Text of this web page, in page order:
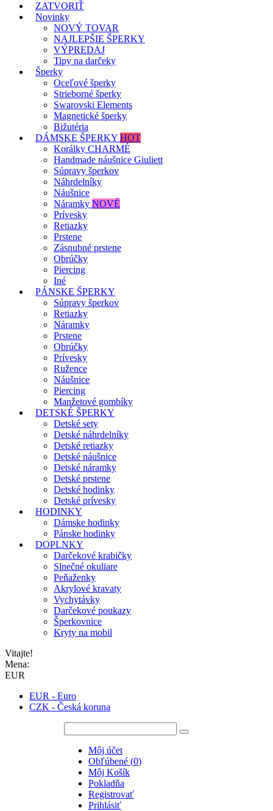
ZATVORIŤ
Novinky
NOVÝ TOVAR
NAJLEPŠIE ŠPERKY
VÝPREDAJ
Tipy na darčeky
Šperky
Oceľové šperky
Strieborné šperky
Swarovski Elements
Magnetické šperky
Bižutéria
DÁMSKE ŠPERKY HOT
Korálky CHARMÉ
Handmade náušnice Giuliett
Súpravy šperkov
Náhrdelníky
Náušnice
Náramky NOVÉ
Prívesky
Retiazky
Prstene
Zásnubné prstene
Obrúčky
Piercing
Iné
PÁNSKE ŠPERKY
Súpravy šperkov
Retiazky
Náramky
Prstene
Obrúčky
Prívesky
Ružence
Náušnice
Piercing
Manžetové gombíky
DETSKÉ ŠPERKY
Detské sety
Detské náhrdelníky
Detské retiazky
Detské náušnice
Detské náramky
Detské prstene
Detské hodinky
Detské prívesky
HODINKY
Dámske hodinky
Pánske hodinky
DOPLNKY
Darčekové krabičky
Slnečné okuliare
Peňaženky
Akrylové kravaty
Vychytávky
Darčekové poukazy
Šperkovnice
Kryty na mobil
Vitajte!
Mena:
EUR
EUR - Euro
CZK - Česká koruna
Môj účet
Obľúbené (0)
Môj Košík
Pokladňa
Registrovať
Prihlásiť